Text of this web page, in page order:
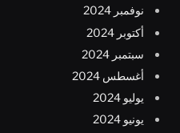
نوفمبر 2024
أكتوبر 2024
سبتمبر 2024
أغسطس 2024
يوليو 2024
يونيو 2024